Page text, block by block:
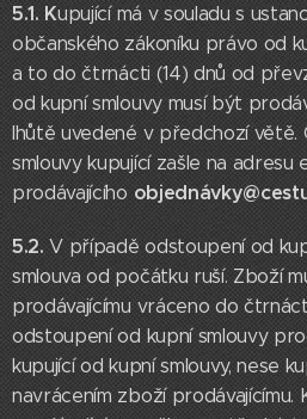
5.1. Kupující má v souladu s
občanského zákoníku právo od
a to do čtrnácti (14) dnů od
od kupní smlouvy musí být
lhůtě uvedené v předchozí větě.
smlouvy kupující zašle na
prodávajícího
5.2.V případě odstoupení od
smlouva od počátku ruší. Zboží
prodávajícímu vráceno do
odstoupení od kupní smlouvy
kupující od kupní smlouvy, nese
navrácením zboží prodávajícímu.